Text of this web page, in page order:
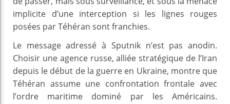
implicite d’une interception si les lignes rouges
posées par Téhéran sont franchies.
Le message adressé à Sputnik n’est pas anodin.
Choisir une agence russe, alliée stratégique de l’Iran
depuis le début de la guerre en Ukraine, montre que
Téhéran assume une confrontation frontale avec
l’ordre maritime dominé par les Américains.